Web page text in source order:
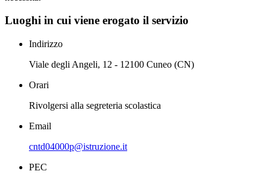
Luoghi in cui viene erogato il servizio
Indirizzo
Viale degli Angeli, 12 - 12100 Cuneo (CN)
Orari
Rivolgersi alla segreteria scolastica
Email
cntd04000p@istruzione.it
PEC